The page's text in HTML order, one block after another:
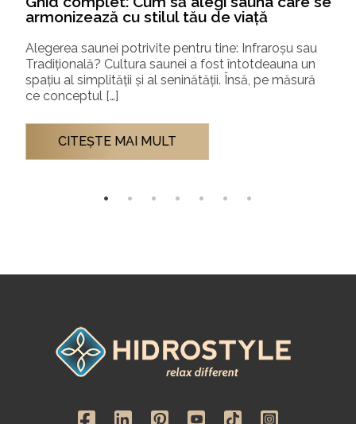
armonizează cu stilul tău de viață
Alegerea saunei potrivite pentru tine: Infraroșu sau
Tradițională? Cultura saunei a fost întotdeauna un
spațiu al simplității și al seninătății. Însă, pe măsură
ce conceptul […]
CITEŞTE MAI MULT